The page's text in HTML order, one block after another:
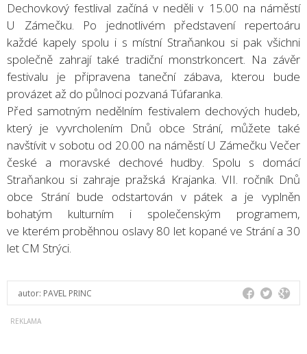
Dechovkový festlival začíná v neděli v 15.00 na náměstí
U Zámečku. Po jednotlivém představení repertoáru
každé kapely spolu i s místní Straňankou si pak všichni
společně zahrají také tradiční monstrkoncert. Na závěr
festivalu je připravena taneční zábava, kterou bude
provázet až do půlnoci pozvaná Túfaranka.
Před samotným nedělním festivalem dechových hudeb,
který je vyvrcholením Dnů obce Strání, můžete také
navštívit v sobotu od 20.00 na náměstí U Zámečku Večer
české a moravské dechové hudby. Spolu s domácí
Straňankou si zahraje pražská Krajanka. VII. ročník Dnů
obce Strání bude odstartován v pátek a je vyplněn
bohatým kulturním i společenským programem,
ve kterém proběhnou oslavy 80 let kopané ve Strání a 30
let CM Strýci.
autor: PAVEL PRINC